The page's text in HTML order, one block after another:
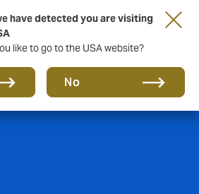
have detected you are visiting
like to go to the USA website?
No